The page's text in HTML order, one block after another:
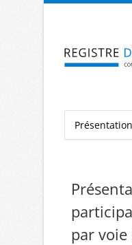
Aller à la navigation Aller au
par